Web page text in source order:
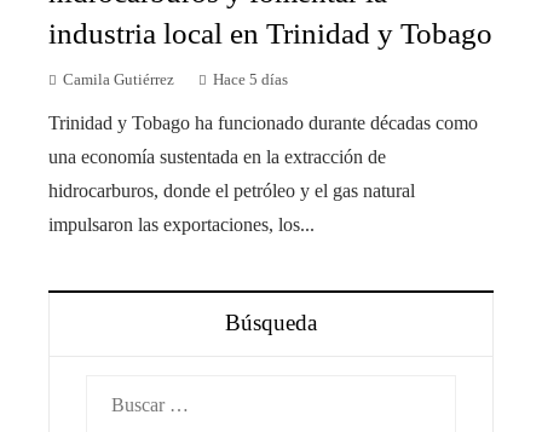
industria local en Trinidad y Tobago
Camila Gutiérrez Hace 5 días
Trinidad y Tobago ha funcionado durante décadas como
una economía sustentada en la extracción de
hidrocarburos, donde el petróleo y el gas natural
impulsaron las exportaciones, los...
Búsqueda